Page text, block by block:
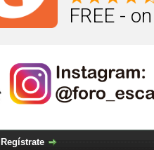
FREE -
Regístrate